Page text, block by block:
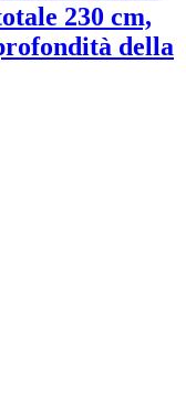
230 cm,
della